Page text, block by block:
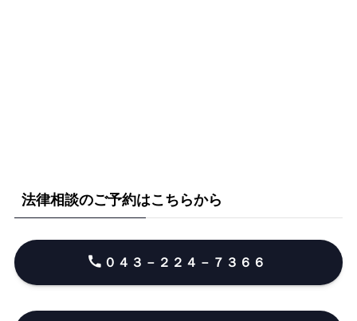
法律相談のご予約はこちらから
０４３－２２４－７３６６